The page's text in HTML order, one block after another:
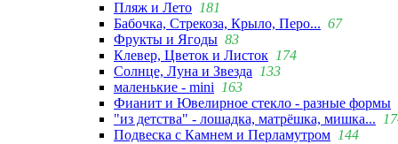
Пляж и Лето 181
Бабочка, Стрекоза, Крыло, Перо... 67
Фрукты и Ягоды 83
Клевер, Цветок и Листок 174
Солнце, Луна и Звезда
133
маленькие - mini
163
Фианит и Ювелирное стекло - разные формы
"из детства" - лошадка, матрёшка, мишка...
Подвеска с Камнем и Перламутром 144